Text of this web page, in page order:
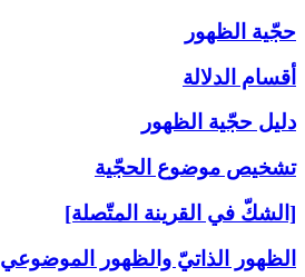
حجّية الظهور
أقسام الدلالة
دليل حجّية الظهور
تشخيص موضوع الحجّية
[الشكّ في القرينة المتّصلة]
الظهور الذاتيّ والظهور الموضوعي